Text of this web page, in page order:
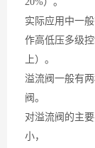
实际应用中一
作高低压多级
上）。
溢流阀一般有
阀。
对溢流阀的主
小，